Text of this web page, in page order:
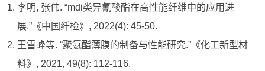
李明, 张伟. “mdi类异氰酸酯在高性能纤维中的应用进
展.”《中国纤检》, 2022(4): 45-50.
王雪峰等. “聚氨酯薄膜的制备与性能研究.”《化工新型材
料》, 2021, 49(8): 112-116.